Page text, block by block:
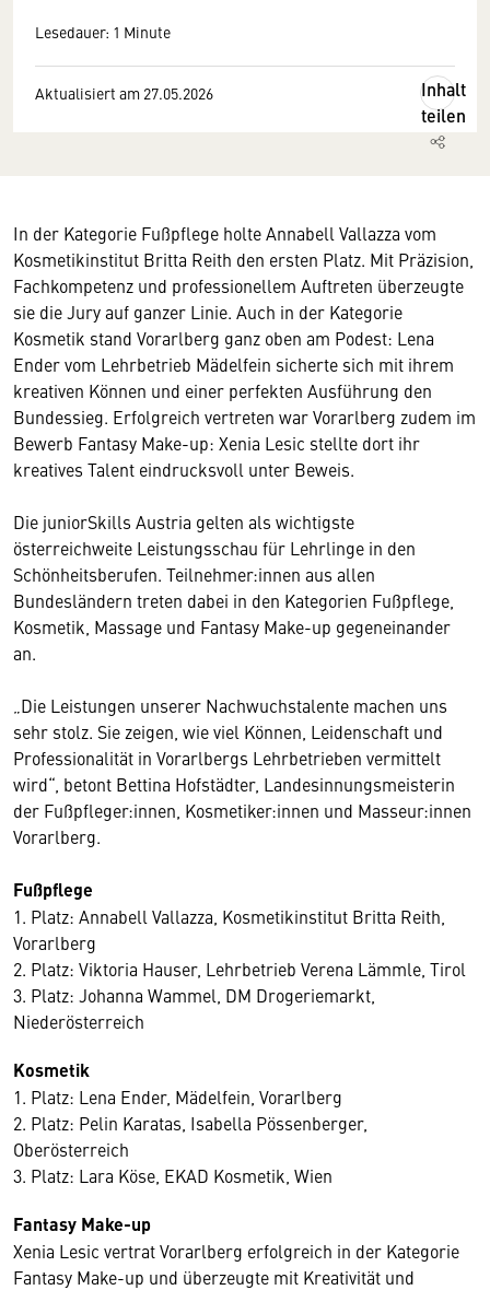
Lesedauer: 1 Minute
Aktualisiert am 27.05.2026
Inhalt
teilen
In der Kategorie Fußpflege holte Annabell Vallazza vom
Kosmetikinstitut Britta Reith den ersten Platz. Mit Präzision,
Fachkompetenz und professionellem Auftreten überzeugte
sie die Jury auf ganzer Linie. Auch in der Kategorie
Kosmetik stand Vorarlberg ganz oben am Podest: Lena
Ender vom Lehrbetrieb Mädelfein sicherte sich mit ihrem
kreativen Können und einer perfekten Ausführung den
Bundessieg. Erfolgreich vertreten war Vorarlberg zudem im
Bewerb Fantasy Make-up: Xenia Lesic stellte dort ihr
kreatives Talent eindrucksvoll unter Beweis.
Die juniorSkills Austria gelten als wichtigste
österreichweite Leistungsschau für Lehrlinge in den
Schönheitsberufen. Teilnehmer:innen aus allen
Bundesländern treten dabei in den Kategorien Fußpflege,
Kosmetik, Massage und Fantasy Make-up gegeneinander
an.
„Die Leistungen unserer Nachwuchstalente machen uns
sehr stolz. Sie zeigen, wie viel Können, Leidenschaft und
Professionalität in Vorarlbergs Lehrbetrieben vermittelt
wird“, betont Bettina Hofstädter, Landesinnungsmeisterin
der Fußpfleger:innen, Kosmetiker:innen und Masseur:innen
Vorarlberg.
Fußpflege
1. Platz: Annabell Vallazza, Kosmetikinstitut Britta Reith,
Vorarlberg
2. Platz: Viktoria Hauser, Lehrbetrieb Verena Lämmle, Tirol
3. Platz: Johanna Wammel, DM Drogeriemarkt,
Niederösterreich
Kosmetik
1. Platz: Lena Ender, Mädelfein, Vorarlberg
2. Platz: Pelin Karatas, Isabella Pössenberger,
Oberösterreich
3. Platz: Lara Köse, EKAD Kosmetik, Wien
Fantasy Make-up
Xenia Lesic vertrat Vorarlberg erfolgreich in der Kategorie
Fantasy Make-up und überzeugte mit Kreativität und